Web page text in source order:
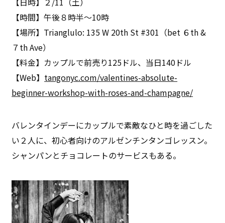
【時間】午後８時半〜10時
【場所】Trianglulo: 135 W 20th St #301（bet ６th &
７th Ave）
【料金】カップルで前売り125ドル、当日140ドル
【Web】 tangonyc.com/valentines-absolute-
beginner-workshop-with-roses-and-champagne/
バレンタインデーにカップルで素敵なひと時を過ごした
い２人に、初心者向けのアルゼンチンタンゴレッスン。
シャンパンとチョコレートのサービスもある。